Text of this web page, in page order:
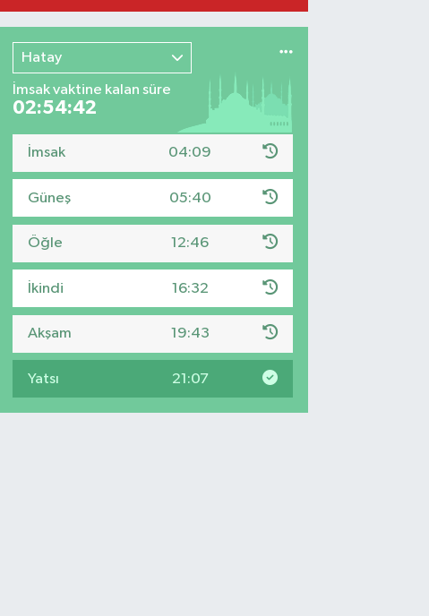
Hatay
İmsak vaktine kalan süre
02:54:41
İmsak 04:09
Güneş 05:40
Öğle 12:46
İkindi 16:32
Akşam 19:43
Yatsı 21:07